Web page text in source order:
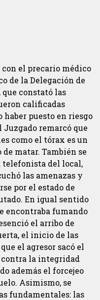
el precario médico
de la Delegación de
constató las
calificadas
puesto en riesgo
remarcó que
como el tórax es un
matar. También se
telefonista del local,
las amenazas y
por el estado de
En igual sentido
encontraba fumando
el arribo de
el inicio de las
el agresor sacó el
la integridad
además el forcejeo
Asimismo, se
fundamentales: las